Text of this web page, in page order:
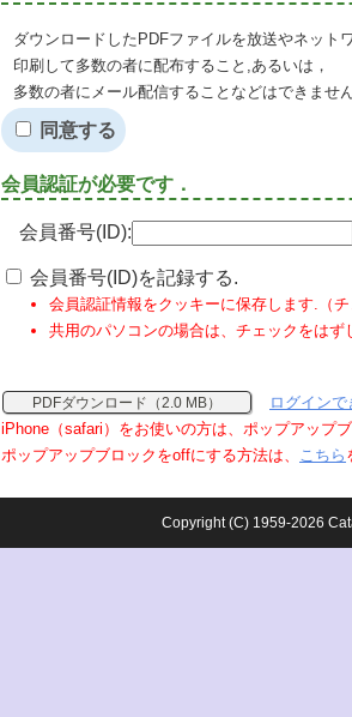
ダウンロードしたPDFファイルを放送やネット
印刷して多数の者に配布すること,あるいは，
多数の者にメール配信することなどはできませ
同意する
会員認証が必要です．
会員番号(ID):
会員番号(ID)を記録する.
会員認証情報をクッキーに保存します.（
共用のパソコンの場合は、チェックをはず
PDFダウンロード（2.0 MB）
ログイン
iPhone（safari）をお使いの方は、ポップアップ
ポップアップブロックをoffにする方法は、 こちら
Copyright (C) 1959-2026